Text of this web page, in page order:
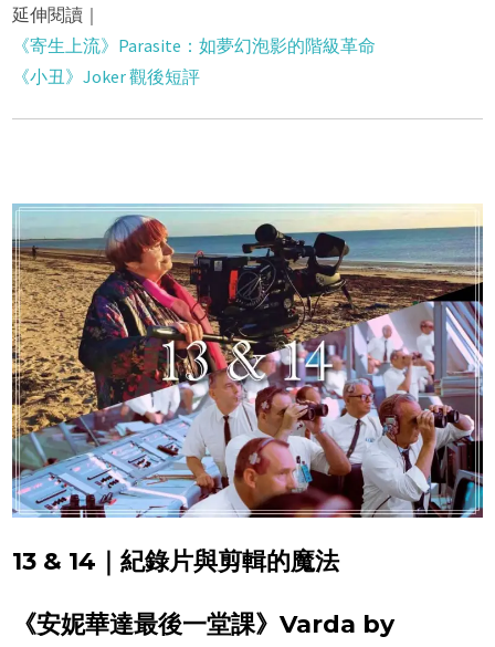
延伸閱讀｜
《寄生上流》Parasite：如夢幻泡影的階級革命
《小丑》Joker 觀後短評
13 & 14｜紀錄片與剪輯的魔法
《安妮華達最後一堂課》Varda by